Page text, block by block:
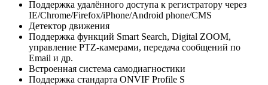
Поддержка удалённого доступа к регистратору через
IE/Chrome/Firefox/iPhone/Android phone/CMS
Детектор движения
Поддержка функций Smart Search, Digital ZOOM,
управление PTZ-камерами, передача сообщений по
Email и др.
Встроенная система самодиагностики
Поддержка стандарта ONVIF Profile S